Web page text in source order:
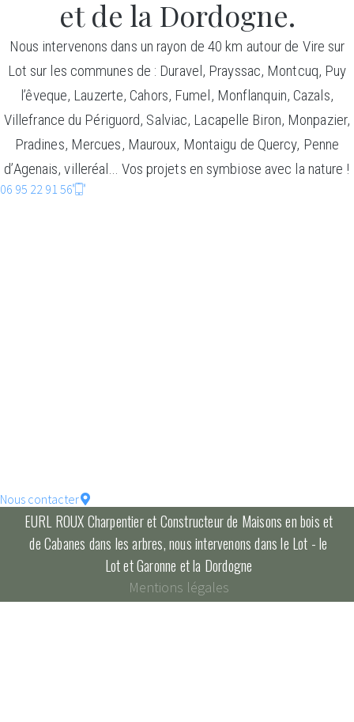
et de la Dordogne.
Nous intervenons dans un rayon de 40 km autour de Vire sur
Lot sur les communes de : Duravel, Prayssac, Montcuq, Puy
l’êveque, Lauzerte, Cahors, Fumel, Monflanquin, Cazals,
Villefrance du Périguord, Salviac, Lacapelle Biron, Monpazier,
Pradines, Mercues, Mauroux, Montaigu de Quercy, Penne
d’Agenais, villeréal… Vos projets en symbiose avec la nature !
06 95 22 91 56
Nous contacter
EURL ROUX Charpentier et Constructeur de Maisons en bois et
de Cabanes dans les arbres, nous intervenons dans le Lot - le
Lot et Garonne et la Dordogne
Mentions légales